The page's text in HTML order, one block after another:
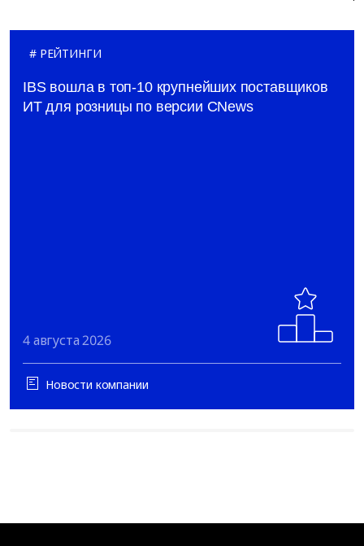
РЕЙТИНГИ
IBS вошла в топ-10 крупнейших поставщиков
ИТ для розницы по версии CNews
4 августа 2026
Новости компании